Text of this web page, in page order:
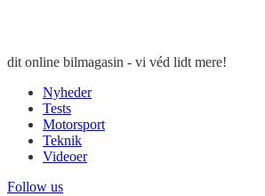
dit online bilmagasin - vi véd lidt mere!
Nyheder
Tests
Motorsport
Teknik
Videoer
Follow us